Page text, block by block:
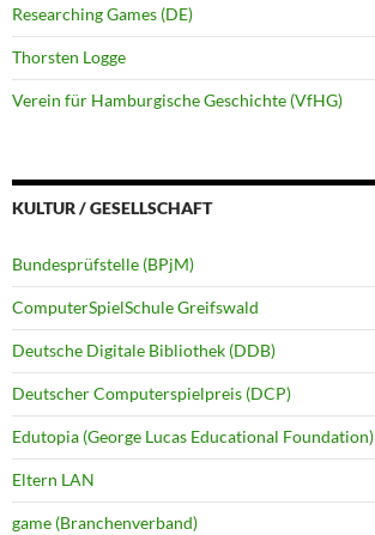
Researching Games (DE)
Thorsten Logge
Verein für Hamburgische Geschichte (VfHG)
KULTUR / GESELLSCHAFT
Bundesprüfstelle (BPjM)
ComputerSpielSchule Greifswald
Deutsche Digitale Bibliothek (DDB)
Deutscher Computerspielpreis (DCP)
Edutopia (George Lucas Educational Foundation)
Eltern LAN
game (Branchenverband)